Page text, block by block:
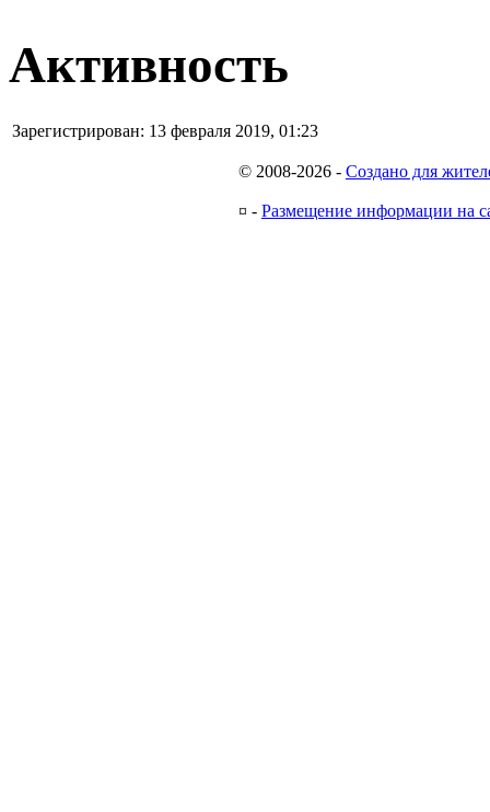
Активность
Зарегистрирован: 13 февраля 2019, 01:23
© 2008-2026 - Создано для
¤ - Размещение информации на